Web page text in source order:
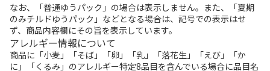
なお、「普通ゆうパック」の場合は表示しません。また、「夏期
のみチルドゆうパック」などとなる場合は、記号での表示はせ
ず、商品内容欄にその旨を表示しています。
アレルギー情報について
商品に「小麦」「そば」「卵」「乳」「落花生」「えび」「か
に」「くるみ」のアレルギー特定8品目を含んでいる場合に品目名